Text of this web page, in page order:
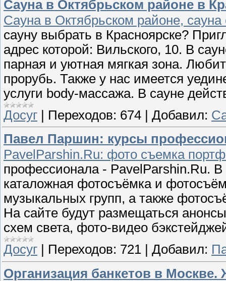
Сауна в Октябрьском районе в
Сауна в Октябрьском районе,
сауну выбрать в Красноярске?
адрес которой: Вильского, 10. В
парная и уютная мягкая зона.
прорубь. Также у нас имеется
услуги body-массажа. В сауне
Досуг | Переходов: 674 | Добавил:
Павел Паршин: курсы
PavelParshin.Ru: фото съемка
профессионала - PavelParshin.Ru.
каталожная фотосъёмка и
музыкальных групп, а также
На сайте будут размещаться
схем света, фото-видео
Досуг
Переходов: 721 Добавил:
Организация банкетов в